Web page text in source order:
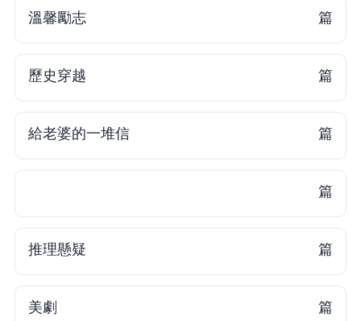
溫馨勵志 6 篇
歷史穿越 5 篇
給老婆的一堆信 3 篇
2 篇
推理懸疑 2 篇
美劇 2 篇